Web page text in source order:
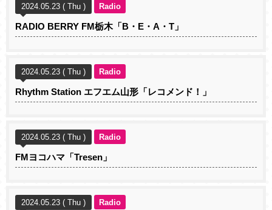
2024.05.23 ( Thu ) Radio
RADIO BERRY FM栃木「B・E・A・T」
2024.05.23 ( Thu ) Radio
Rhythm Station エフエム山形「レコメンド！」
2024.05.23 ( Thu ) Radio
FMヨコハマ「Tresen」
2024.05.23 ( Thu ) Radio